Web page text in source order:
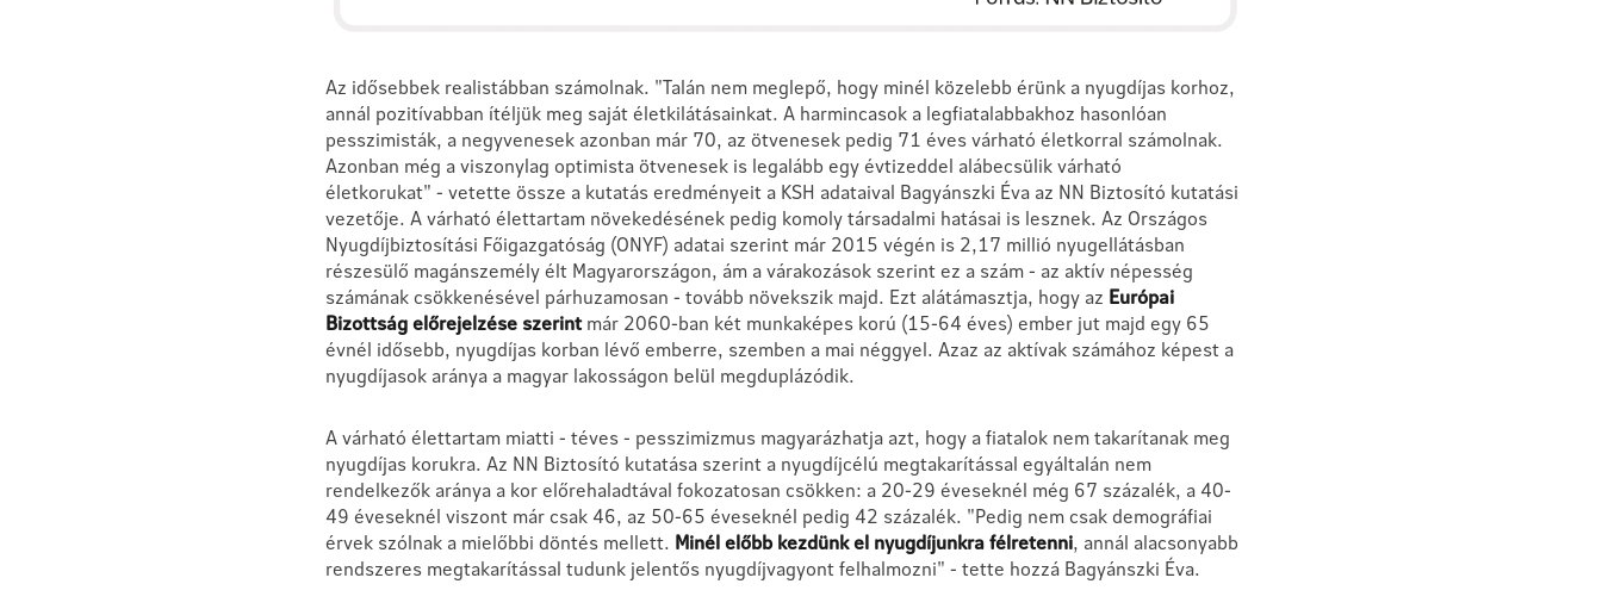
Az idősebbek realistábban számolnak. "Talán nem meglepő, hogy minél közelebb érünk a nyugdíjas korhoz,
annál pozitívabban ítéljük meg saját életkilátásainkat. A harmincasok a legfiatalabbakhoz hasonlóan
pesszimisták, a negyvenesek azonban már 70, az ötvenesek pedig 71 éves várható életkorral számolnak.
Azonban még a viszonylag optimista ötvenesek is legalább egy évtizeddel alábecsülik várható
életkorukat" - vetette össze a kutatás eredményeit a KSH adataival Bagyánszki Éva az NN Biztosító kutatási
vezetője. A várható élettartam növekedésének pedig komoly társadalmi hatásai is lesznek. Az Országos
Nyugdíjbiztosítási Főigazgatóság (ONYF) adatai szerint már 2015 végén is 2,17 millió nyugellátásban
részesülő magánszemély élt Magyarországon, ám a várakozások szerint ez a szám - az aktív népesség
számának csökkenésével párhuzamosan - tovább növekszik majd. Ezt alátámasztja, hogy az Európai
Bizottság előrejelzése szerintmár 2060-ban két munkaképes korú (15-64 éves) ember jut majd egy 65
évnél idősebb, nyugdíjas korban lévő emberre, szemben a mai néggyel. Azaz az aktívak számához képest a
nyugdíjasok aránya a magyar lakosságon belül megduplázódik.
A várható élettartam miatti - téves - pesszimizmus magyarázhatja azt, hogy a fiatalok nem takarítanak meg
nyugdíjas korukra. Az NN Biztosító kutatása szerint a nyugdíjcélú megtakarítással egyáltalán nem
rendelkezők aránya a kor előrehaladtával fokozatosan csökken: a 20-29 éveseknél még 67 százalék, a 40-
49 éveseknél viszont már csak 46, az 50-65 éveseknél pedig 42 százalék. "Pedig nem csak demográfiai
érvek szólnak a mielőbbi döntés mellett. Minél előbb kezdünk el nyugdíjunkra félretenni, annál alacsonyabb
rendszeres megtakarítással tudunk jelentős nyugdíjvagyont felhalmozni" - tette hozzá Bagyánszki Éva.